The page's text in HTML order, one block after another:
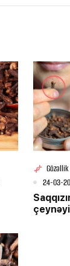
24-03-